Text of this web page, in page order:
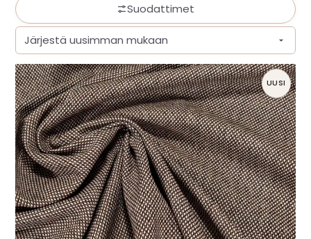
OHJEITA
USEIN KYSYTTYÄ
OTA YHTEYTTÄ
Suodattimet
UUSI